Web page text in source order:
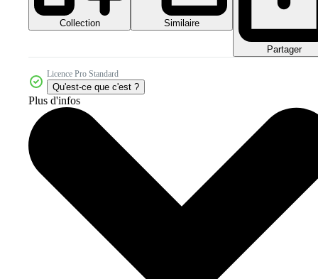
Collection Similaire
Partager
Licence Pro Standard
Qu'est-ce que c'est ?
Plus d'infos